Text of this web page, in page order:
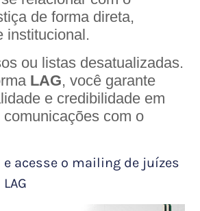
de forma direta,
institucional.
ou listas desatualizadas.
LAG, você garante
e credibilidade em
com o
acesse o mailing de juízes